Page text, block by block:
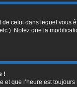
celui dans lequel vous
Notez que la
!
que l’heure est